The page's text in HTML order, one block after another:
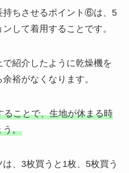
持ちさせるポイント⑥は、5
して着用することです。
紹介したように乾燥機を
裕がなくなります。
ることで、生地が休まる時
う。
、3枚買うと1枚、5枚買う